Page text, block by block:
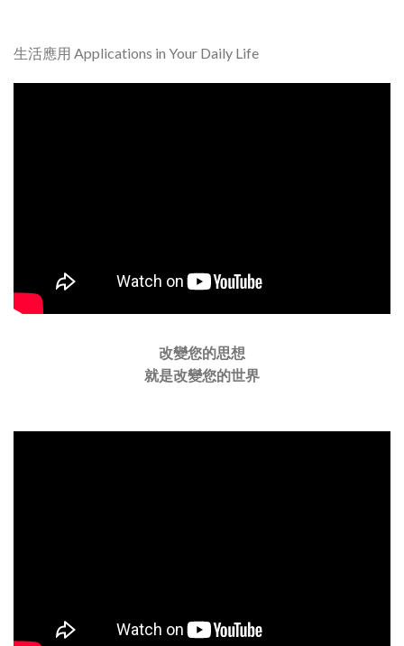
生活應用 Applications in Your Daily Life
改變您的思想
就是改變您的世界